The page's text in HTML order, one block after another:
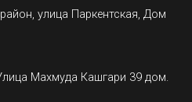
улица Паркентская, Дом
Махмуда Кашгари 39 дом.